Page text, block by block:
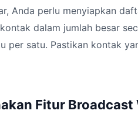
Anda perlu menyiapkan
dalam jumlah besar
per satu. Pastikan kontak
Fitur Broadcast